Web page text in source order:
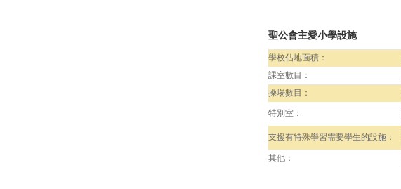
聖公會主愛小學設施
學校佔地面積：
課室數目：
操場數目：
特別室：
支援有特殊學習需要學生的設施：
其他：